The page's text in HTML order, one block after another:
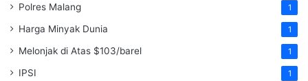
Polres Malang 1
Harga Minyak Dunia 1
Melonjak di Atas $103/barel 1
IPSI 1